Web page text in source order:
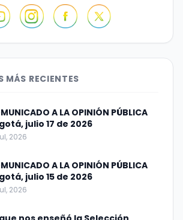
MÁS RECIENTES
A LA OPINIÓN PÚBLICA
julio 17 de 2026
2026
A LA OPINIÓN PÚBLICA
julio 15 de 2026
2026